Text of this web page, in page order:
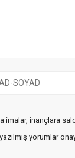
inançlara
yorumlar